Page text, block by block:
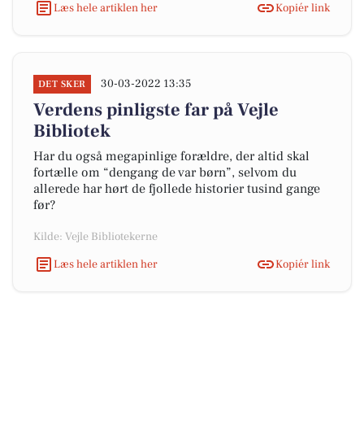
Læs hele artiklen her Kopiér link
DET SKER 30-03-2022 13:35
Verdens pinligste far på Vejle
Bibliotek
Har du også megapinlige forældre, der altid skal
fortælle om “dengang de var børn”, selvom du
allerede har hørt de fjollede historier tusind gange
før?
Kilde: Vejle Bibliotekerne
Læs hele artiklen her
Kopiér link